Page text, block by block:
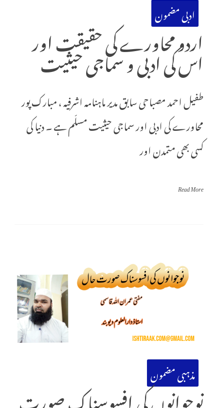
ادبی مضمون
اردو محاورے کی حقیقت اور
اس کی ادبی و سماجی حیثیت
طفیل احمد مصباحی سابق مدیر ماہنامہ اشرفیہ ، مبارک پور
محاورے کی ادبی اور سماجی حیثیت مسلّم ہے ۔ دنیا کی
کسی بھی متمدن اور
Read More
مذہبی مضمون